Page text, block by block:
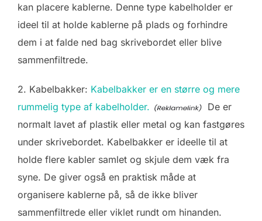
kan placere kablerne. Denne type kabelholder er
ideel til at holde kablerne på plads og forhindre
dem i at falde ned bag skrivebordet eller blive
sammenfiltrede.
2. Kabelbakker: Kabelbakker er en større og mere
rummelig type af kabelholder.
De er
normalt lavet af plastik eller metal og kan fastgøres
under skrivebordet. Kabelbakker er ideelle til at
holde flere kabler samlet og skjule dem væk fra
syne. De giver også en praktisk måde at
organisere kablerne på, så de ikke bliver
sammenfiltrede eller viklet rundt om hinanden.